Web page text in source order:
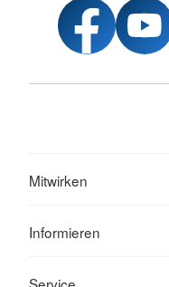
Mitwirken
Informieren